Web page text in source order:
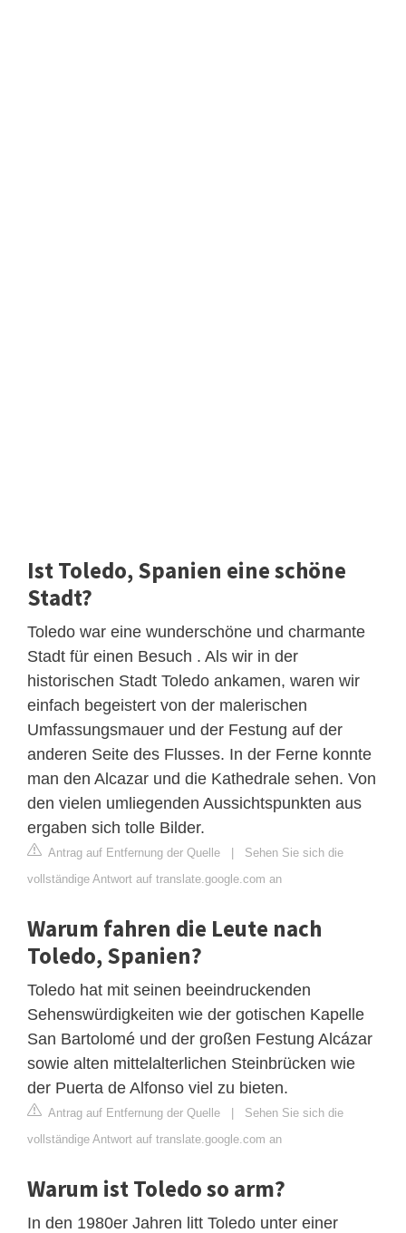
Ist Toledo, Spanien eine schöne
Stadt?
Toledo war eine wunderschöne und charmante
Stadt für einen Besuch . Als wir in der
historischen Stadt Toledo ankamen, waren wir
einfach begeistert von der malerischen
Umfassungsmauer und der Festung auf der
anderen Seite des Flusses. In der Ferne konnte
man den Alcazar und die Kathedrale sehen. Von
den vielen umliegenden Aussichtspunkten aus
ergaben sich tolle Bilder.
Antrag auf Entfernung der Quelle | Sehen Sie sich die
vollständige Antwort auf translate.google.com an
Warum fahren die Leute nach
Toledo, Spanien?
Toledo hat mit seinen beeindruckenden
Sehenswürdigkeiten wie der gotischen Kapelle
San Bartolomé und der großen Festung Alcázar
sowie alten mittelalterlichen Steinbrücken wie
der Puerta de Alfonso viel zu bieten.
Antrag auf Entfernung der Quelle | Sehen Sie sich die
vollständige Antwort auf translate.google.com an
Warum ist Toledo so arm?
In den 1980er Jahren litt Toledo unter einer